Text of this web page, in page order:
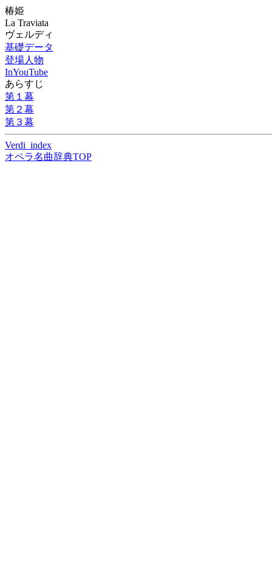
椿姫
La Traviata
ヴェルディ
基礎データ
登場人物
InYouTube
あらすじ
第１幕
第２幕
第３幕
Verdi_index
オペラ名曲辞典TOP